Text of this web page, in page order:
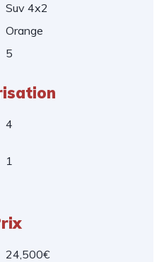
Suv 4x2
Orange
5
4
1
24,500€